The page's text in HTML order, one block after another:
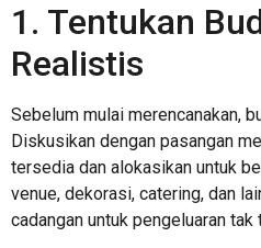
1. Tentukan
Realistis
Sebelum mulai merencanakan,
Diskusikan dengan pasangan
tersedia dan alokasikan untuk
venue, dekorasi, catering, dan
cadangan untuk pengeluaran tak